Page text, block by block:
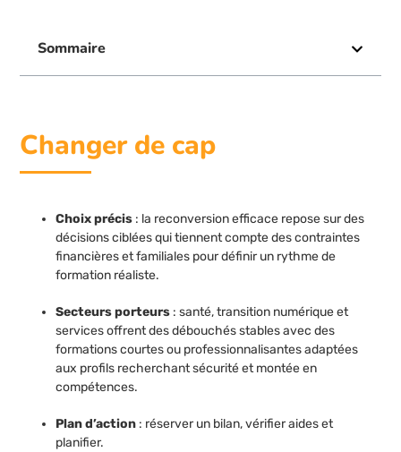
Sommaire
Changer de cap
Choix précis : la reconversion efficace repose sur des
décisions ciblées qui tiennent compte des contraintes
financières et familiales pour définir un rythme de
formation réaliste.
Secteurs porteurs : santé, transition numérique et
services offrent des débouchés stables avec des
formations courtes ou professionnalisantes adaptées
aux profils recherchant sécurité et montée en
compétences.
Plan d’action : réserver un bilan, vérifier aides et
planifier.